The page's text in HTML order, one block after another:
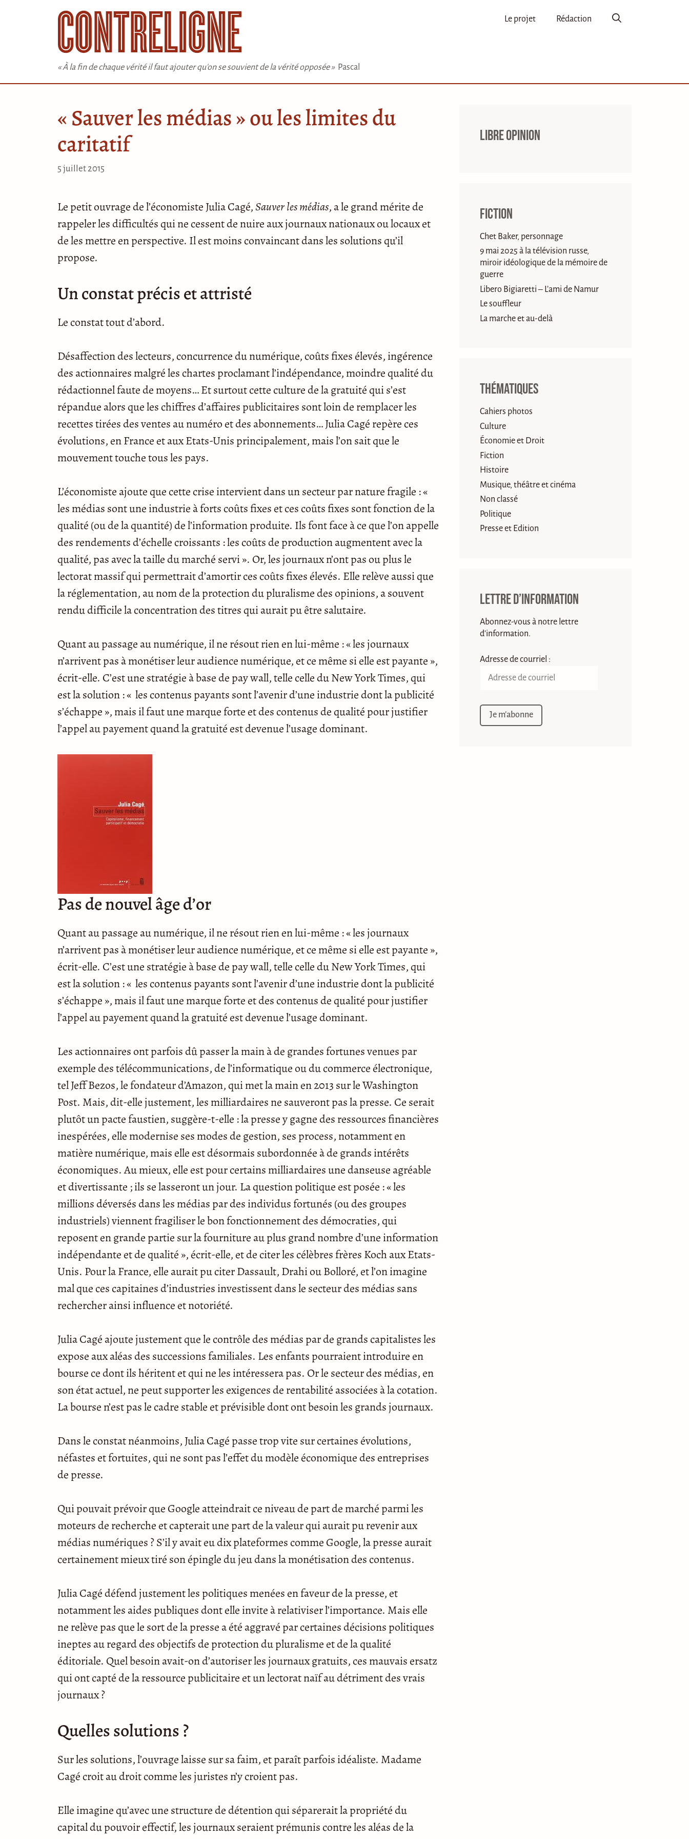
« À la fin de chaque vérité il faut ajouter qu'on se souvient de la vérité opposée » Pascal
Le projet Rédaction
« Sauver les médias » ou les limites du
caritatif
5 juillet 2015
Le petit ouvrage de l’économiste Julia Cagé,Sauver les médias, a le grand mérite de
rappeler les difficultés qui ne cessent de nuire aux journaux nationaux ou locaux et
de les mettre en perspective. Il est moins convaincant dans les solutions qu’il
propose.
Un constat précis et attristé
Le constat tout d’abord.
Désaffection des lecteurs, concurrence du numérique, coûts fixes élevés, ingérence
des actionnaires malgré les chartes proclamant l’indépendance, moindre qualité du
rédactionnel faute de moyens… Et surtout cette culture de la gratuité qui s’est
répandue alors que les chiffres d’affaires publicitaires sont loin de remplacer les
recettes tirées des ventes au numéro et des abonnements… Julia Cagé repère ces
évolutions, en France et aux Etats-Unis principalement, mais l’on sait que le
mouvement touche tous les pays.
L’économiste ajoute que cette crise intervient dans un secteur par nature fragile : «
les médias sont une industrie à forts coûts fixes et ces coûts fixes sont fonction de la
qualité (ou de la quantité) de l’information produite. Ils font face à ce que l’on appelle
des rendements d’échelle croissants : les coûts de production augmentent avec la
qualité, pas avec la taille du marché servi ». Or, les journaux n’ont pas ou plus le
lectorat massif qui permettrait d’amortir ces coûts fixes élevés. Elle relève aussi que
la réglementation, au nom de la protection du pluralisme des opinions, a souvent
rendu difficile la concentration des titres qui aurait pu être salutaire.
Quant au passage au numérique, il ne résout rien en lui-même : « les journaux
n’arrivent pas à monétiser leur audience numérique, et ce même si elle est payante »,
écrit-elle. C’est une stratégie à base de pay wall, telle celle du New York Times, qui
est la solution : « les contenus payants sont l’avenir d’une industrie dont la publicité
s’échappe », mais il faut une marque forte et des contenus de qualité pour justifier
l’appel au payement quand la gratuité est devenue l’usage dominant.
Pas de nouvel âge d’or
Quant au passage au numérique, il ne résout rien en lui-même : « les journaux
n’arrivent pas à monétiser leur audience numérique, et ce même si elle est payante »,
écrit-elle. C’est une stratégie à base de pay wall, telle celle du New York Times, qui
est la solution : « les contenus payants sont l’avenir d’une industrie dont la publicité
s’échappe », mais il faut une marque forte et des contenus de qualité pour justifier
l’appel au payement quand la gratuité est devenue l’usage dominant.
Les actionnaires ont parfois dû passer la main à de grandes fortunes venues par
exemple des télécommunications, de l’informatique ou du commerce électronique,
tel Jeff Bezos, le fondateur d’Amazon, qui met la main en 2013 sur le Washington
Post. Mais, dit-elle justement, les milliardaires ne sauveront pas la presse. Ce serait
plutôt un pacte faustien, suggère-t-elle : la presse y gagne des ressources financières
inespérées, elle modernise ses modes de gestion, ses process, notamment en
matière numérique, mais elle est désormais subordonnée à de grands intérêts
économiques. Au mieux, elle est pour certains milliardaires une danseuse agréable
et divertissante ; ils se lasseront un jour. La question politique est posée : « les
millions déversés dans les médias par des individus fortunés (ou des groupes
industriels) viennent fragiliser le bon fonctionnement des démocraties, qui
reposent en grande partie sur la fourniture au plus grand nombre d’une information
indépendante et de qualité », écrit-elle, et de citer les célèbres frères Koch aux Etats-
Unis. Pour la France, elle aurait pu citer Dassault, Drahi ou Bolloré, et l’on imagine
mal que ces capitaines d’industries investissent dans le secteur des médias sans
rechercher ainsi influence et notoriété.
Julia Cagé ajoute justement que le contrôle des médias par de grands capitalistes les
expose aux aléas des successions familiales. Les enfants pourraient introduire en
bourse ce dont ils héritent et qui ne les intéressera pas. Or le secteur des médias, en
son état actuel, ne peut supporter les exigences de rentabilité associées à la cotation.
La bourse n’est pas le cadre stable et prévisible dont ont besoin les grands journaux.
Dans le constat néanmoins, Julia Cagé passe trop vite sur certaines évolutions,
néfastes et fortuites, qui ne sont pas l’effet du modèle économique des entreprises
de presse.
Qui pouvait prévoir que Google atteindrait ce niveau de part de marché parmi les
moteurs de recherche et capterait une part de la valeur qui aurait pu revenir aux
médias numériques ? S’il y avait eu dix plateformes comme Google, la presse aurait
certainement mieux tiré son épingle du jeu dans la monétisation des contenus.
Julia Cagé défend justement les politiques menées en faveur de la presse, et
notamment les aides publiques dont elle invite à relativiser l’importance. Mais elle
ne relève pas que le sort de la presse a été aggravé par certaines décisions politiques
ineptes au regard des objectifs de protection du pluralisme et de la qualité
éditoriale. Quel besoin‎ avait-on d’autoriser les journaux gratuits, ces mauvais ersatz
qui ont capté de la ressource publicitaire et un lectorat naïf au détriment des vrais
journaux ?
Quelles solutions ?
Sur les solutions, l’ouvrage laisse sur sa faim, et paraît parfois idéaliste. Madame
Cagé croit au droit comme les juristes n’y croient pas.
Elle imagine qu’avec une structure de détention qui séparerait la propriété du
capital du pouvoir effectif, les journaux seraient prémunis contre les aléas de la
Libre opinion
Fiction
Chet Baker, personnage
9 mai 2025 à la télévision russe,
miroir idéologique de la mémoire de
guerre
Libero Bigiaretti – L’ami de Namur
Le souffleur
La marche et au-delà
Thématiques
Cahiers photos
Culture
Économie et Droit
Fiction
Histoire
Musique, théâtre et cinéma
Non classé
Politique
Presse et Edition
Lettre d’information
Abonnez-vous à notre lettre
d'information.
Adresse de courriel :